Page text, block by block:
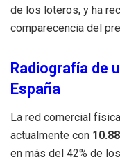
de los loteros, y ha
comparecencia del
Radiografía de
España
La red comercial
actualmente con
en más del 42% de